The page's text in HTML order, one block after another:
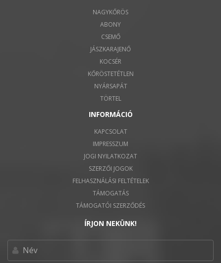
NAGYKŐRÖS
ABONY
CSEMŐ
JÁSZKARAJENŐ
KOCSÉR
KŐRÖSTETÉTLEN
NYÁRSAPÁT
TÖRTEL
INFORMÁCIÓ
KAPCSOLAT
IMPRESSZUM
JOGI NYILATKOZAT
SZERZŐI JOGOK
FELHASZNÁLÁSI FELTÉTELEK
TÁMOGATÁS
TÁMOGATÓI SZERZŐDÉS
ÍRJON NEKÜNK!